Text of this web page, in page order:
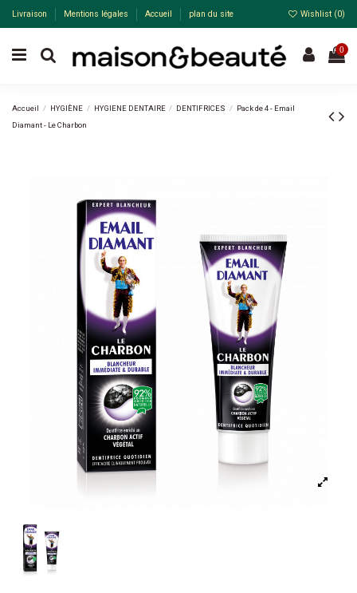
Livraison Mentions légales Accueil plan du site Wishlist (0)
0
Accueil HYGIÈNE HYGIENE DENTAIRE DENTIFRICES
Pack de 4 - Email
Diamant - Le Charbon